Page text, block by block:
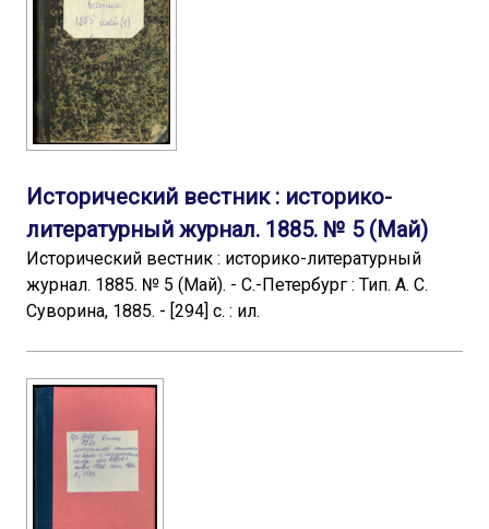
Исторический вестник : историко-
литературный журнал. 1885. № 5 (Май)
Исторический вестник : историко-литературный
журнал. 1885. № 5 (Май). - С.-Петербург : Тип. А. С.
Суворина, 1885. - [294] с. : ил.